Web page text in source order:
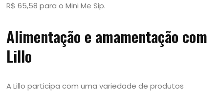
R$ 65,58 para o Mini Me Sip.
Alimentação e amamentação com
Lillo
A Lillo participa com uma variedade de produtos